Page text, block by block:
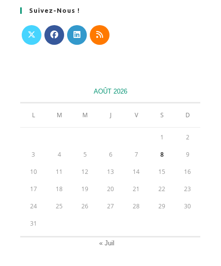
Suivez-Nous !
nouvel
AOÛT 2026
L M M J V S D
1 2
3 4 5 6 7 8 9
10 11 12 13 14 15 16
17 18 19 20 21 22 23
24 25 26 27 28 29 30
31
« Juil